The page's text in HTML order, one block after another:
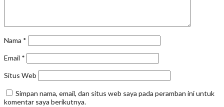
Nama *
Email *
Situs Web
Simpan nama, email, dan situs web saya pada peramban ini untuk
komentar saya berikutnya.